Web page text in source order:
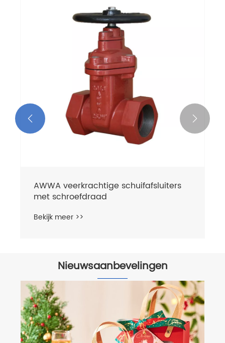
AWWA veerkrachtige schuifafsluiters
met schroefdraad
Bekijk meer >>
 
Nieuwsaanbevelingen
Qingdao Weilong Valve Co., Ltd.
lanceert Smart Energy Saving Valve
Project, baanbrekende groene